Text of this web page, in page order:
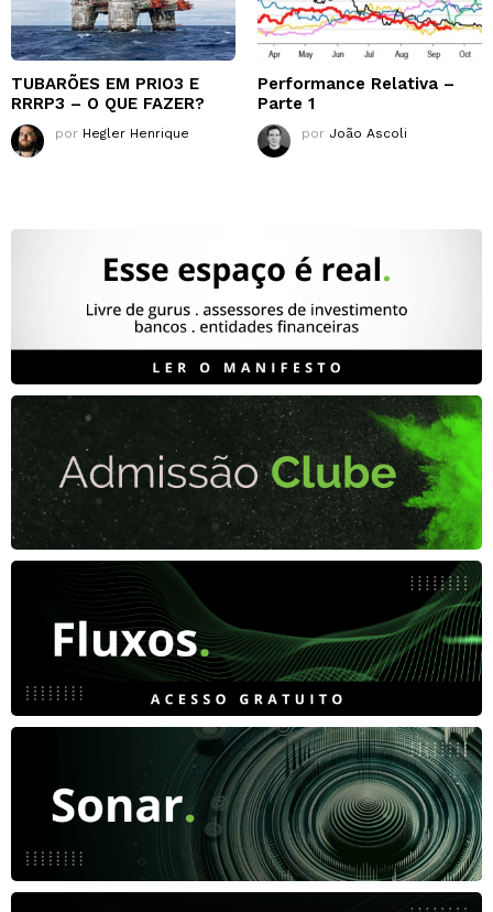
TUBARÕES EM PRIO3 E
RRRP3 – O QUE FAZER?
por Hegler Henrique
Performance Relativa –
Parte 1
por João Ascoli